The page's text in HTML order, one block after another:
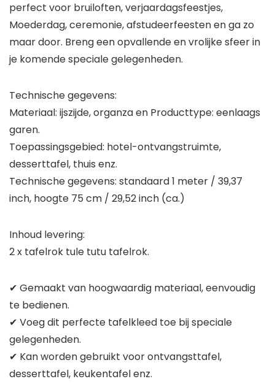
perfect voor bruiloften, verjaardagsfeestjes,
Moederdag, ceremonie, afstudeerfeesten en ga zo
maar door. Breng een opvallende en vrolijke sfeer in
je komende speciale gelegenheden.
Technische gegevens:
Materiaal: ijszijde, organza en Producttype: eenlaags
garen.
Toepassingsgebied: hotel-ontvangstruimte,
desserttafel, thuis enz.
Technische gegevens: standaard 1 meter / 39,37
inch, hoogte 75 cm / 29,52 inch (ca.)
Inhoud levering:
2 x tafelrok tule tutu tafelrok.
✔ Gemaakt van hoogwaardig materiaal, eenvoudig
te bedienen.
✔ Voeg dit perfecte tafelkleed toe bij speciale
gelegenheden.
✔ Kan worden gebruikt voor ontvangsttafel,
desserttafel, keukentafel enz.